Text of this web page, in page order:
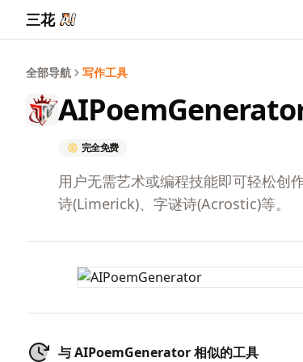
三花
全部导航 写作工具
完全免费
用户无需艺术或编程技能即可轻松创
诗(Limerick)、字谜诗(Acrostic)等。
与 AIPoemGenerator 相似的工具